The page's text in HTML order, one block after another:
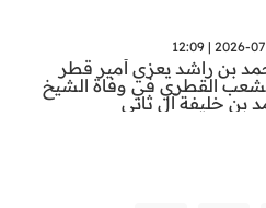
2026-07-12 |
بن راشد يعزي أمير قطر
القطري في وفاة الشيخ
بن خليفة آل ثاني